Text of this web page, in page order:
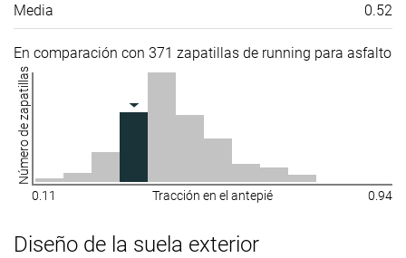
Media 0.52
En comparación con 371 zapatillas de running para asfalto
Número de zapatillas
0.11 Tracción en el antepié 0.94
Diseño de la suela exterior